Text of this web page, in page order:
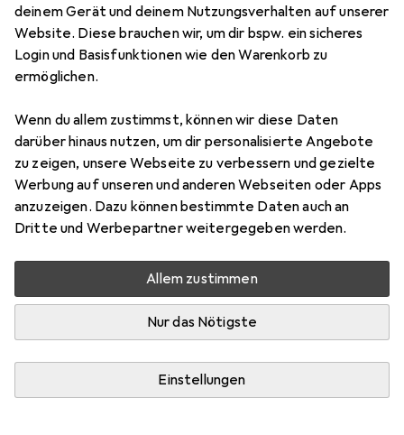
deinem Gerät und deinem Nutzungsverhalten auf unserer
Website. Diese brauchen wir, um dir bspw. ein sicheres
Login und Basisfunktionen wie den Warenkorb zu
ermöglichen.
Wenn du allem zustimmst, können wir diese Daten
darüber hinaus nutzen, um dir personalisierte Angebote
zu zeigen, unsere Webseite zu verbessern und gezielte
Werbung auf unseren und anderen Webseiten oder Apps
anzuzeigen. Dazu können bestimmte Daten auch an
Dritte und Werbepartner weitergegeben werden.
Allem zustimmen
Nur das Nötigste
Einstellungen
2 Bilder
EuroliteSpiegelkugel 15cm gold
Preis in EUR inkl. MwSt.
EUR
25,65
Schneller lieferbar
Angebot für
EUR
38,65
Mehr von Eurolite
Zwischen Mi, 19.8. und Sa, 22.8. geliefert
Benachrichtigen, wenn schneller verfügbar